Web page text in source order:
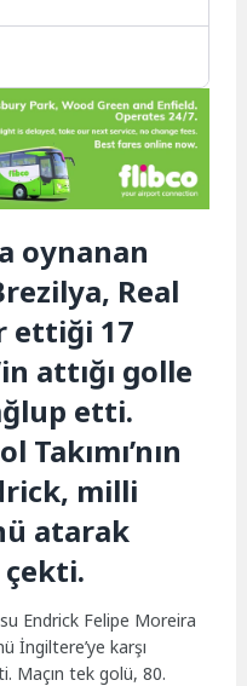
oynanan
Real
ettiği 17
attığı golle
etti.
milli
atarak
Endrick Felipe Moreira
İngiltere’ye karşı
Maçın tek golü, 80.